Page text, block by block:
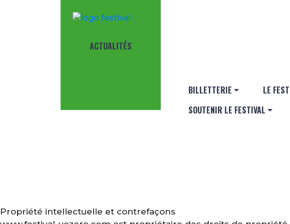
NAVIGATION
BILLETTERIE LE
SOUTENIR LE FESTIVAL
ACTUALITÉS
Propriété intellectuelle et contrefaçons